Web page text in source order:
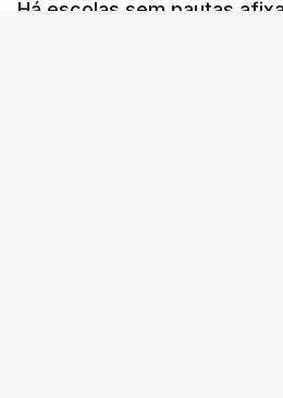
Há escolas sem pautas